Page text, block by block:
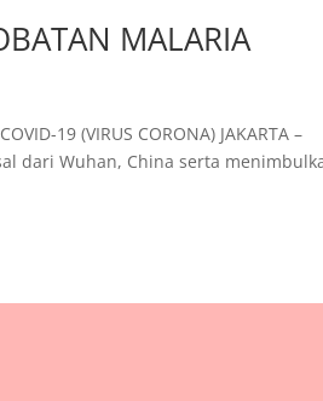
MALARIA
19 (VIRUS CORONA) JAKARTA –
dari Wuhan, China serta